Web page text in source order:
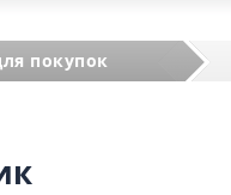
покупок